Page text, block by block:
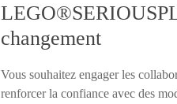
changement
Vous souhaitez engager les
renforcer la confiance avec des